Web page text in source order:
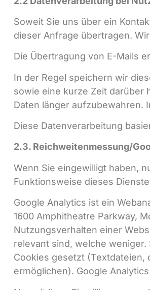
Soweit Sie uns über ein
dieser Anfrage übertragen.
Die Übertragung von E-Mails
In der Regel speichern wir
sowie eine kurze Zeit darüber
Daten länger aufzubewahren.
Diese Datenverarbeitung
2.3. Reichweitenmessung/
Wenn Sie eingewilligt haben,
Funktionsweise dieses
Google Analytics ist ein
1600 Amphitheatre Parkway,
Nutzungsverhalten einer
relevant sind, welche
Cookies gesetzt
ermöglichen). Google